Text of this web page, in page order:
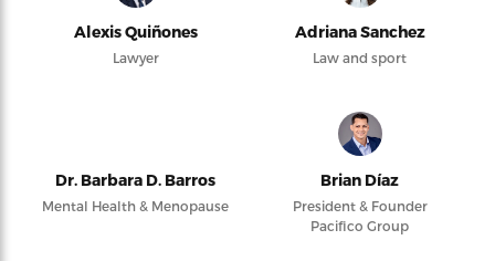
Alexis Quiñones
Lawyer
Adriana Sanchez
Law and sport
Dr. Barbara D. Barros
Mental Health & Menopause
Brian Díaz
President & Founder
Pacifico Group